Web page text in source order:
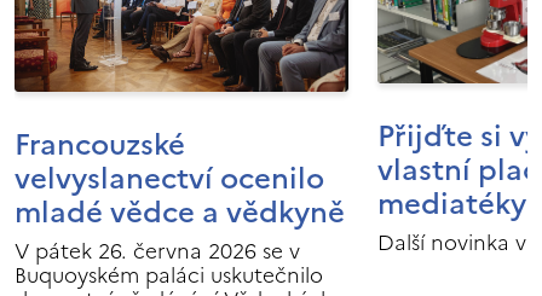
Francouzské
velvyslanectví ocenilo
mladé vědce a vědkyně
V pátek 26. června 2026 se v
Buquoyském paláci uskutečnilo
Přijďte si
vlastní
mediatéky
Další novinka v